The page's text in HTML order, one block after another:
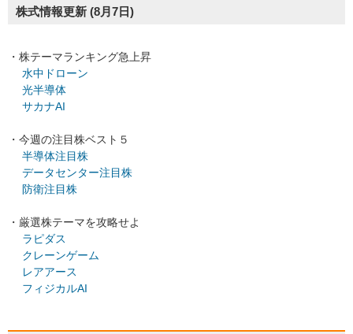
株式情報更新 (8月7日)
・株テーマランキング急上昇
水中ドローン
光半導体
サカナAI
・今週の注目株ベスト５
半導体注目株
データセンター注目株
防衛注目株
・厳選株テーマを攻略せよ
ラピダス
クレーンゲーム
レアアース
フィジカルAI